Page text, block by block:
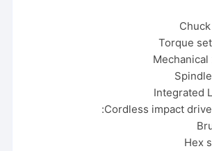
Torque
Integrated
Cordless impact
Hex